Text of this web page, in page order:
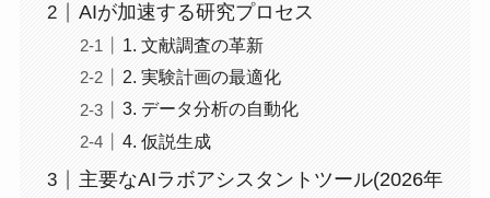
AIが加速する研究プロセス
1. 文献調査の革新
2. 実験計画の最適化
3. データ分析の自動化
4. 仮説生成
主要なAIラボアシスタントツール(2026年